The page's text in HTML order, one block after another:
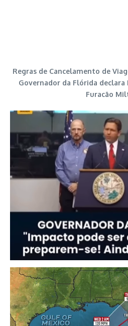
Regras de Cancelamento de
Governador da Flórida declara
Furacão